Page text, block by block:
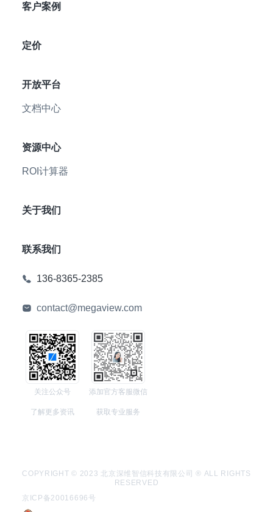
客户案例
定价
开放平台
文档中心
资源中心
ROI计算器
关于我们
联系我们
136-8365-2385
contact@megaview.com
关注公众号
了解更多资讯
添加官方客服微信
获取专业服务
COPYRIGHT © 2023 北京深维智信科技有限公司 ® ALL RIGHTS
RESERVED
京ICP备20016696号